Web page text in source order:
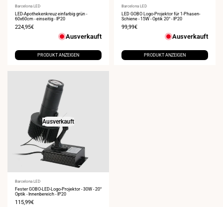
Anbieter:
Barcelona LED
LED-Apothekenkreuz einfarbig grün -
60x60cm - einseitig - IP20
Verkaufspreis
224,95€
Ausverkauft
PRODUKT ANZEIGEN
Anbieter:
Barcelona LED
LED GOBO Logo-Projektor für 1-Phasen-
Schiene - 15W - Optik 20° - IP20
Verkaufspreis
99,99€
Ausverkauft
PRODUKT ANZEIGEN
Ausverkauft
Anbieter:
Barcelona LED
Fester GOBO-LED-Logo-Projektor - 30W - 20°
Optik - Innenbereich - IP20
Verkaufspreis
115,99€